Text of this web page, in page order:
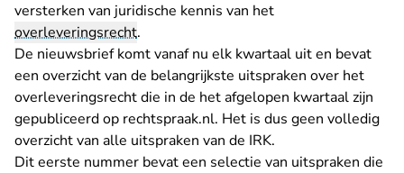
versterken van juridische kennis van het
overleveringsrecht.
De nieuwsbrief komt vanaf nu elk kwartaal uit en bevat
een overzicht van de belangrijkste uitspraken over het
overleveringsrecht die in de het afgelopen kwartaal zijn
gepubliceerd op rechtspraak.nl. Het is dus geen volledig
overzicht van alle uitspraken van de IRK.
Dit eerste nummer bevat een selectie van uitspraken die